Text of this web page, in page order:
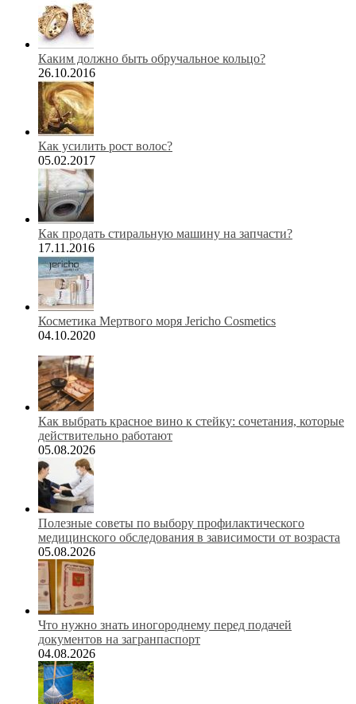
Каким должно быть обручальное кольцо?
26.10.2016
Как усилить рост волос?
05.02.2017
Как продать стиральную машину на запчасти?
17.11.2016
Косметика Мертвого моря Jericho Cosmetics
04.10.2020
Как выбрать красное вино к стейку: сочетания, которые
действительно работают
05.08.2026
Полезные советы по выбору профилактического
медицинского обследования в зависимости от возраста
05.08.2026
Что нужно знать иногороднему перед подачей
документов на загранпаспорт
04.08.2026